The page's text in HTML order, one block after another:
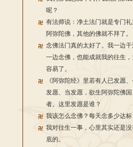
呢？
有法师说：净土法门就是专门
阿弥陀佛，其他的佛就不拜了。
念佛法门真的太好了。我一边
一边念佛，也能成就我的往生
容易了。
《阿弥陀经》里若有人已发愿
发愿、当发愿，欲生阿弥陀佛国
者。这里发愿是谁？
我该怎么念佛？每天念多少达标
我对往生一事，心里其实还是
底的。